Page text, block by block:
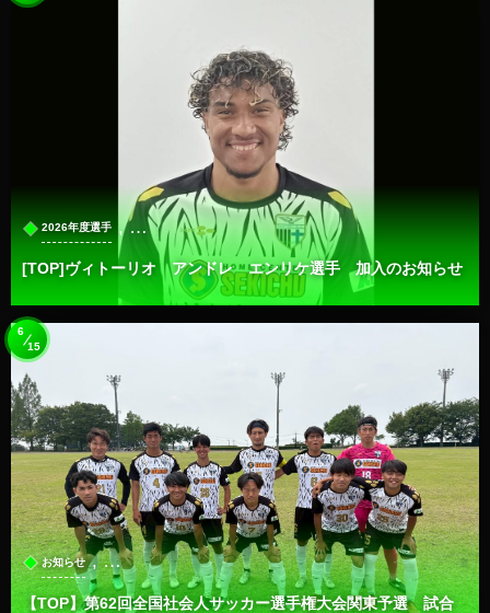
2026年度選手 , …
[TOP]ヴィトーリオ アンドレ エンリケ選手 加入のお知らせ
お知らせ , …
【TOP】第62回全国社会人サッカー選手権大会関東予選 試合
6
15